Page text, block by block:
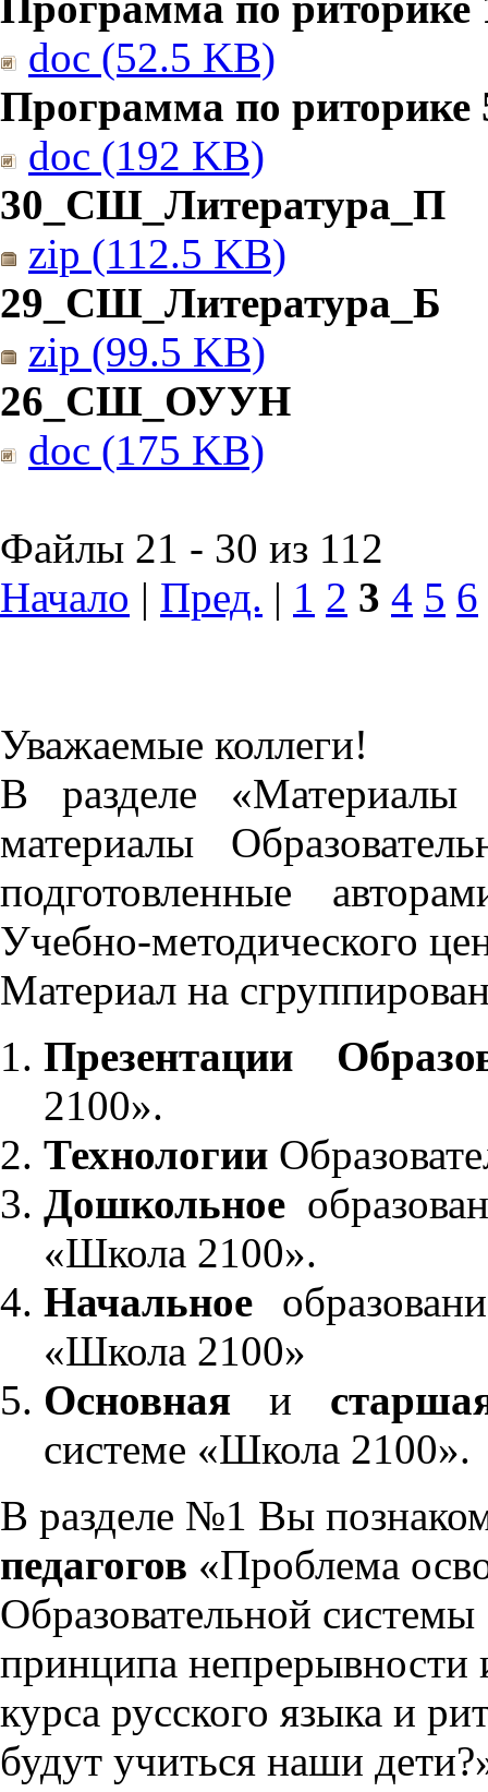
doc (52.5 KB)
Программа по риторике
doc (192 KB)
30_СШ_Литература_П
zip (112.5 KB)
29_СШ_Литература_Б
zip (99.5 KB)
26_СШ_ОУУН
doc (175 KB)
Файлы 21 - 30 из 112
Начало | Пред. | 1 2 3 4 5 6
Уважаемые коллеги!
В разделе «Материалы
материалы
подготовленные
Учебно-методического
Материал на
Презентации
2100».
Технологии
Дошкольное
«Школа 2100».
Начальное
«Школа 2100»
Основнаяи
системе «Школа 2100».
В разделе №1 Вы
педагогов «Проблема
Образовательной
принципа непрерывности
курса русского языка и
будут учиться наши